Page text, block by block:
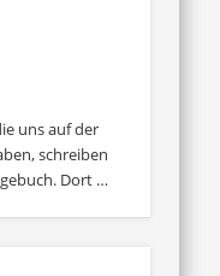
uns auf der
schreiben
Dort …